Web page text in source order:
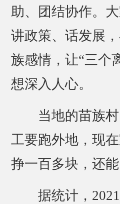
助、团结协作。
讲政策、话发展
族感情，让“三个
想深入人心。
当地的苗族村
工要跑外地，现
挣一百多块，还能
据统计，2021